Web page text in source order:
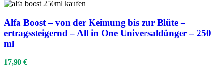
Alfa Boost – von der Keimung bis zur Blüte –
ertragssteigernd – All in One Universaldünger – 250
ml
17,90 €